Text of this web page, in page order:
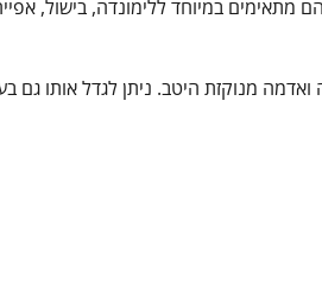
מתאימים במיוחד ללימונדה, בישול,
מנוקזת היטב. ניתן לגדל אותו גם